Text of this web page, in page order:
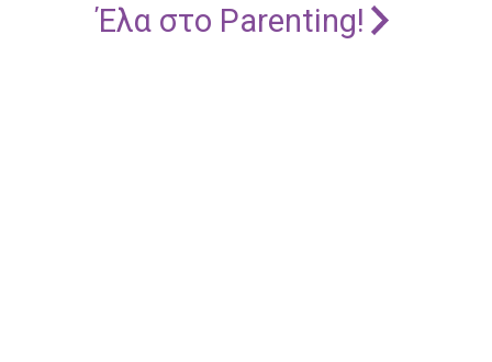
Έλα στο Parenting!